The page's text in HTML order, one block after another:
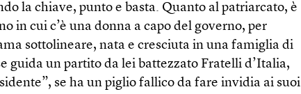
la chiave, punto e basta. Quanto al patriarcato, è
in cui c’è una donna a capo del governo, per
sottolineare, nata e cresciuta in una famiglia di
guida un partito da lei battezzato Fratelli d’Italia,
se ha un piglio fallico da fare invidia ai suoi